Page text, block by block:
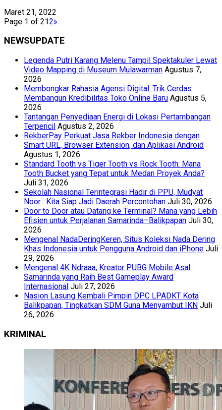
Maret 21, 2022
Page 1 of 212»
NEWSUPDATE
Legenda Putri Karang Melenu Tampil Spektakuler Lewat
Video Mapping di Museum Mulawarman Agustus 7,
2026
Membongkar Rahasia Agensi Digital: Trik Cerdas
Membangun Kredibilitas Toko Online Baru Agustus 5,
2026
Tantangan Penyediaan Energi di Lokasi Pertambangan
Terpencil Agustus 2, 2026
RekberPay Perkuat Jasa Rekber Indonesia dengan
Smart URL, Browser Extension, dan Aplikasi Android
Agustus 1, 2026
Standard Tooth vs Tiger Tooth vs Rock Tooth: Mana
Tooth Bucket yang Tepat untuk Medan Proyek Anda?
Juli 31, 2026
Sekolah Nasional Terintegrasi Hadir di PPU, Mudyat
Noor : Kita Siap Jadi Daerah Percontohan Juli 30, 2026
Door to Door atau Datang ke Terminal? Mana yang Lebih
Efisien untuk Perjalanan Samarinda–Balikpapan Juli 30,
2026
Mengenal NadaDeringKeren, Situs Koleksi Nada Dering
Khas Indonesia untuk Pengguna Android dan iPhone Juli
29, 2026
Mengenal 4K Ndraaa, Kreator PUBG Mobile Asal
Samarinda yang Raih Best Gameplay Award
Internasional Juli 27, 2026
Nasion Lasung Kembali Pimpin DPC LPADKT Kota
Balikpapan, Tingkatkan SDM Guna Menyambut IKN Juli
26, 2026
KRIMINAL